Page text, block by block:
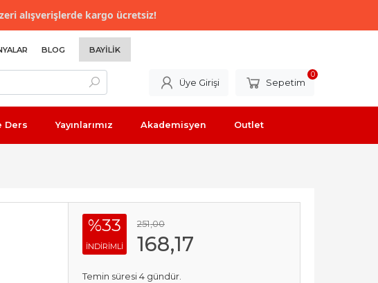
alışverişlerde kargo ücretsiz!
BLOG BAYILIK
Üye Girişi Sepetim
0
Ders Yayınlarımız Akademisyen Outlet
%33
INDIRIMLI
251,00
168,17
Temin süresi 4 gündür.